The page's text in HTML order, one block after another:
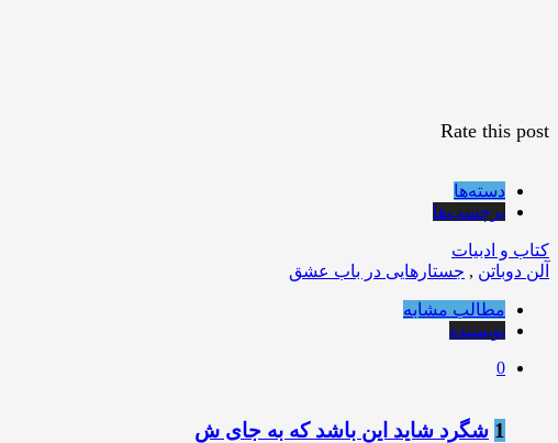
Rate this post
دسته‌ها
برچسب‌ها
کتاب و ادبیات
آلن دوباتن , جستارهایی در باب عشق
مطالب مشابه
نویسنده
0
1 شگرد شاید این باشد که به جای ش